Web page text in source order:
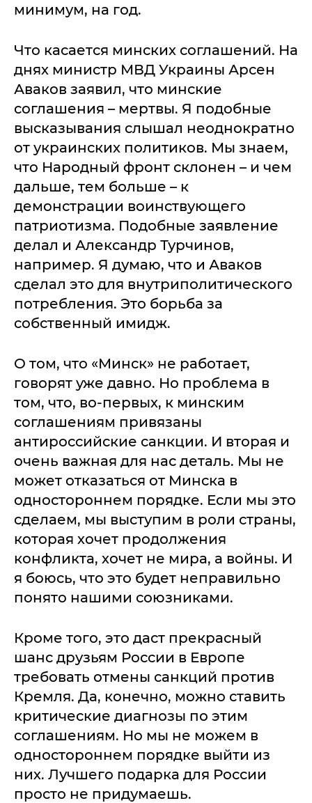
минимум, на год.
Что касается минских соглашений. На
днях министр МВД Украины Арсен
Аваков заявил, что минские
соглашения – мертвы. Я подобные
высказывания слышал неоднократно
от украинских политиков. Мы знаем,
что Народный фронт склонен – и чем
дальше, тем больше – к
демонстрации воинствующего
патриотизма. Подобные заявление
делал и Александр Турчинов,
например. Я думаю, что и Аваков
сделал это для внутриполитического
потребления. Это борьба за
собственный имидж.
О том, что «Минск» не работает,
говорят уже давно. Но проблема в
том, что, во-первых, к минским
соглашениям привязаны
антироссийские санкции. И вторая и
очень важная для нас деталь. Мы не
может отказаться от Минска в
одностороннем порядке. Если мы это
сделаем, мы выступим в роли страны,
которая хочет продолжения
конфликта, хочет не мира, а войны. И
я боюсь, что это будет неправильно
понято нашими союзниками.
Кроме того, это даст прекрасный
шанс друзьям России в Европе
требовать отмены санкций против
Кремля. Да, конечно, можно ставить
критические диагнозы по этим
соглашениям. Но мы не можем в
одностороннем порядке выйти из
них. Лучшего подарка для России
просто не придумаешь.